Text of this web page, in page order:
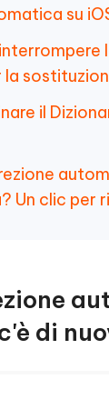
su
il
Un clic per
di